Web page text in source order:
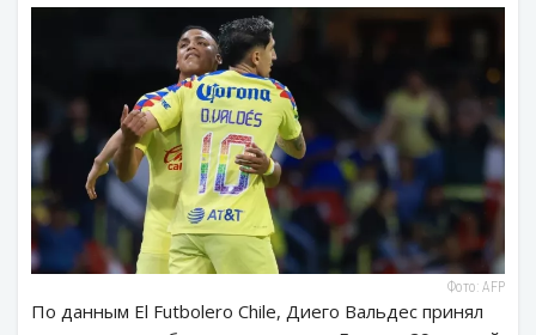
Фото: AFP
По данным El Futbolero Chile, Диего Вальдес принял